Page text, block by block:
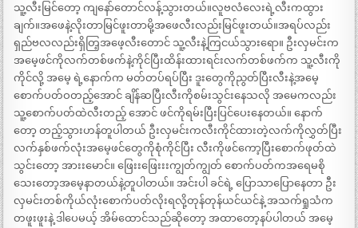
သူ့လီးမြင်တော့ ကျနော်တောင်လန့်သွားတယ်။လူဗလံလေးရဲ့လီးကထွား
ချက်။အဖေနဲ့လိုးတာမြင်ဖူးတာမို့အဖေလီးလည်းမြင်ဖူးတယ်။အရပ်လည်း
ရှည်ဗလလည်းရှိတြ့အဖေ့လီးတောင် သူ့လီးနဲ့ကြငယ်သွားရော။ ဦးလှမင်းက
အမေ့ဖင်ကိုလက်တစ်ဖက်နဲ့ကိုင်ပြီးထိန်းထားရင်းလက်တစ်ဖက်က သူ့လီးကို
ကိုင်လို့ အမေ့ ရဲ့နောက်က မတ်တပ်ရပ်ပြီး ‌ဒူးတွေကိုညွတ်ပြီးလီးနဲ့အမေ့
စောက်ပတ်ဝ‌တည့်အောင် ချိန်ဆပြီးလီးကိုစမ်းသွင်းနေသလို အမေကလည်း
သူ့စောက်ပတ်ထဲလီးတည့် အောင် ဖင်ကိုရမ်းပြီးပြင်ပေးနေတယ်။ နောက်
တော့ တည့်သွားဟန်တူပါတယ် ဦးလှမင်းကလီးကိုင်ထားတဲ့လက်ကိုလွှတ်ပြီး
လက်နှစ်ဖက်လုံးအမေ့ဖင်တွေကိုစုံကိုင်ပြီး လီးကိုဖင်ကော့ပြီးစောက်ဖုတ်ထဲ
သွင်းတော့ အားးမောင်။ ဖြေးးဖြေးးးကျွတ်ကျွတ် စောက်ပတ်ကအရေမစို
သေးတော့အမေ့နာတယ်နဲ့တူပါတယ်။ အင်းပါ ခင်ရဲ့ ပြောသာပြောနေတာ ဦး
လှမင်းတစ်ကိုယ်လုံးစောက်ပတ်လိုးရလို့တုန်တုန်ယင်ယင်နဲ့ အသက်ရှုသံက
တဖူးဖူးနဲ့ ဒါပေမယ့် အိမ်ထောင်သည်ဆိုတော့ အထာတော့နပ်ပါတယ် အမေ့